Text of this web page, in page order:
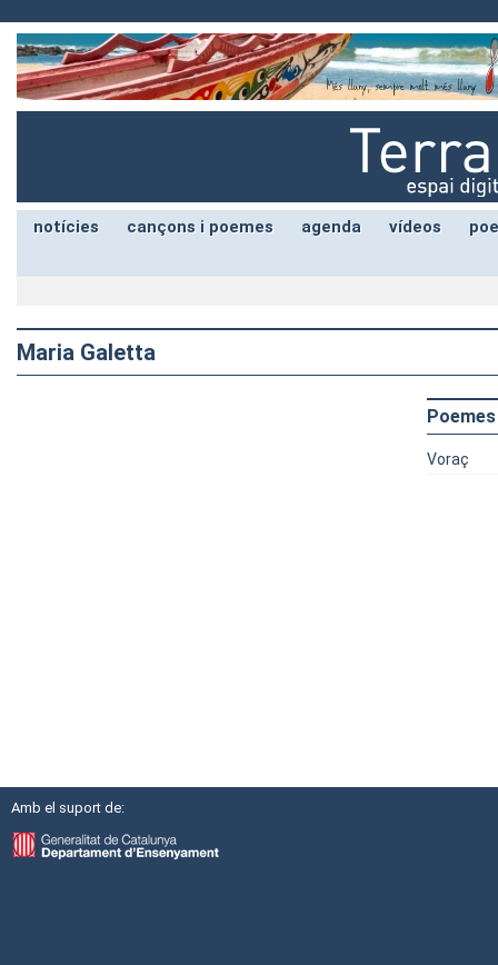
notícies cançons i poemes agenda vídeos
Maria Galetta
Poemes
Voraç
Amb el suport de: